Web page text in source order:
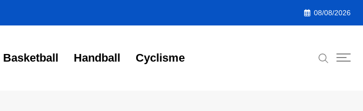
08/08/2026
Basketball Handball Cyclisme